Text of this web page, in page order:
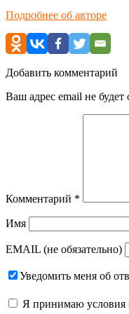
Подробнее об авторе
Добавить комментарий
Ваш адрес email не будет
Комментарий *
Имя
EMAIL (не обязательно)
Уведомить меня об
Я принимаю